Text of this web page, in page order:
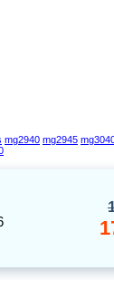
mg2940 mg2945